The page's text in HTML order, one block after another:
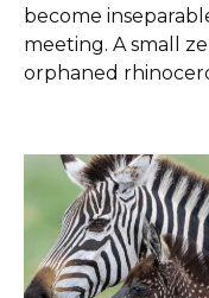
become
meeting. A small
orphaned